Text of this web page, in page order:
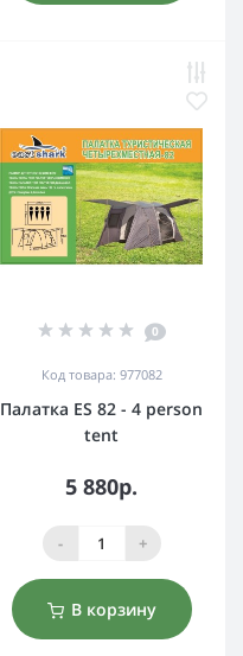
0
Код товара: 977082
Палатка ES 82 - 4 person
tent
5 880р.
- +
В корзину